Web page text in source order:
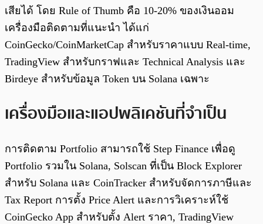
เสียได้ โดย Rule of Thumb คือ 10-20% ของเงินออม
เครื่องมือติดตามที่แนะนำ ได้แก่
CoinGecko/CoinMarketCap สำหรับราคาแบบ Real-time,
TradingView สำหรับกราฟและ Technical Analysis และ
Birdeye สำหรับข้อมูล Token บน Solana เฉพาะ
เครื่องมือและแอปพลิเคชันที่จำเป็น
การติดตาม Portfolio สามารถใช้ Step Finance เพื่อดู
Portfolio รวมใน Solana, Solscan ที่เป็น Block Explorer
สำหรับ Solana และ CoinTracker สำหรับจัดการภาษีและ
Tax Report การตั้ง Price Alert และการวิเคราะห์ใช้
CoinGecko App สำหรับตั้ง Alert ราคา, TradingView